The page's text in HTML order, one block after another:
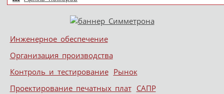
Меню
Skip to content
Инженерное обеспечение
Организация производства
Контроль и тестирование Рынок
Проектирование печатных плат САПР